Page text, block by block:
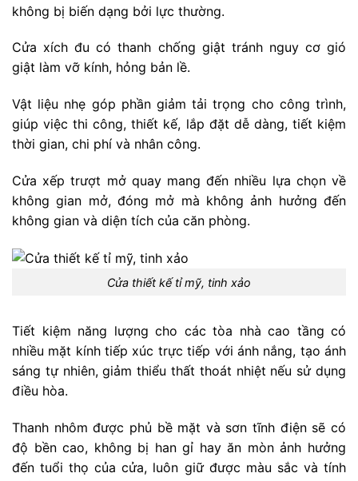
không bị biến dạng bởi lực thường.
Cửa xích đu có thanh chống giật tránh nguy cơ gió
giật làm vỡ kính, hỏng bản lề.
Vật liệu nhẹ góp phần giảm tải trọng cho công trình,
giúp việc thi công, thiết kế, lắp đặt dễ dàng, tiết kiệm
thời gian, chi phí và nhân công.
Cửa xếp trượt mở quay mang đến nhiều lựa chọn về
không gian mở, đóng mở mà không ảnh hưởng đến
không gian và diện tích của căn phòng.
Cửa thiết kế tỉ mỹ, tinh xảo
Tiết kiệm năng lượng cho các tòa nhà cao tầng có
nhiều mặt kính tiếp xúc trực tiếp với ánh nắng, tạo ánh
sáng tự nhiên, giảm thiểu thất thoát nhiệt nếu sử dụng
điều hòa.
Thanh nhôm được phủ bề mặt và sơn tĩnh điện sẽ có
độ bền cao, không bị han gỉ hay ăn mòn ảnh hưởng
đến tuổi thọ của cửa, luôn giữ được màu sắc và tính